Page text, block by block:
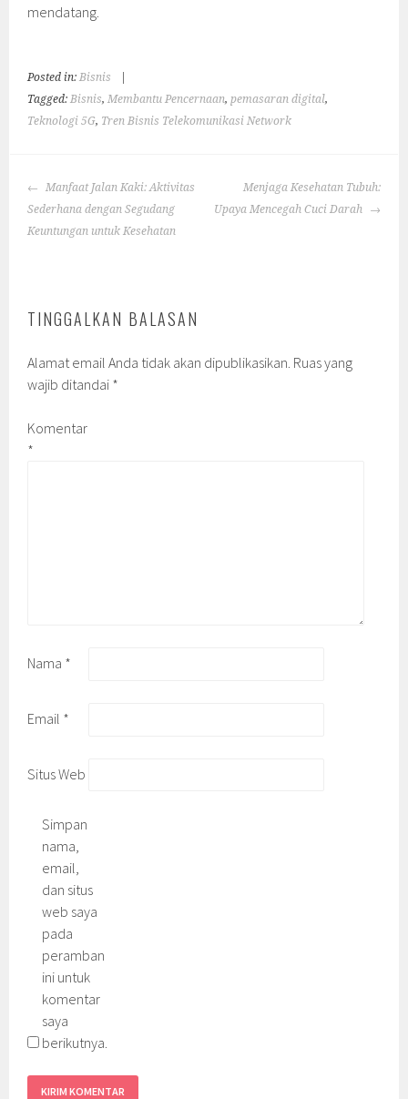
mendatang.
Posted in: Bisnis
Tagged: Bisnis, Membantu Pencernaan, pemasaran digital,
Teknologi 5G, Tren Bisnis Telekomunikasi Network
POST
NAVIGATION
Manfaat Jalan Kaki: Aktivitas
Sederhana dengan Segudang
Keuntungan untuk Kesehatan
Menjaga Kesehatan Tubuh:
Upaya Mencegah Cuci Darah
TINGGALKAN BALASAN
Alamat email Anda tidak akan dipublikasikan. Ruas yang
wajib ditandai *
Komentar
*
Nama *
Email *
Situs Web
Simpan
nama,
email,
dan situs
web saya
pada
peramban
ini untuk
komentar
saya
berikutnya.